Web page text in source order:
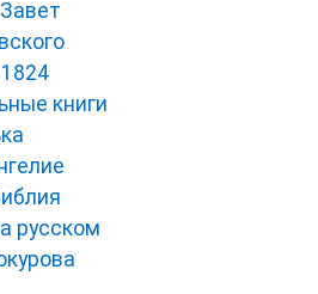
книги
русском